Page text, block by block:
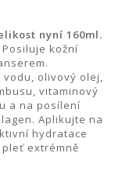
nyní 160ml.
kožní
vodu, olivový olej,
vitaminový
a na posílení
Aplikujte na
hydratace
extrémně